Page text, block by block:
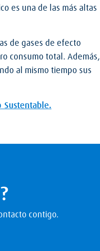
es una de las más altas
de gases de efecto
consumo total. Además,
al mismo tiempo sus
Sustentable.
contigo.